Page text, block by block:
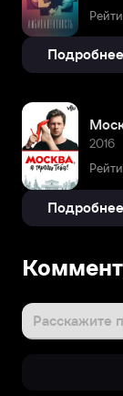
Подробнее
2016
Подробнее
Расскажите